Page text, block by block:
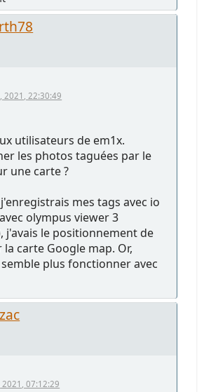
2021, 22:30:49
utilisateurs de em1x.
les photos taguées par le
une carte ?
mes tags avec io
olympus viewer 3
j'avais le positionnement de
carte Google map. Or,
plus fonctionner avec
2021, 07:12:29